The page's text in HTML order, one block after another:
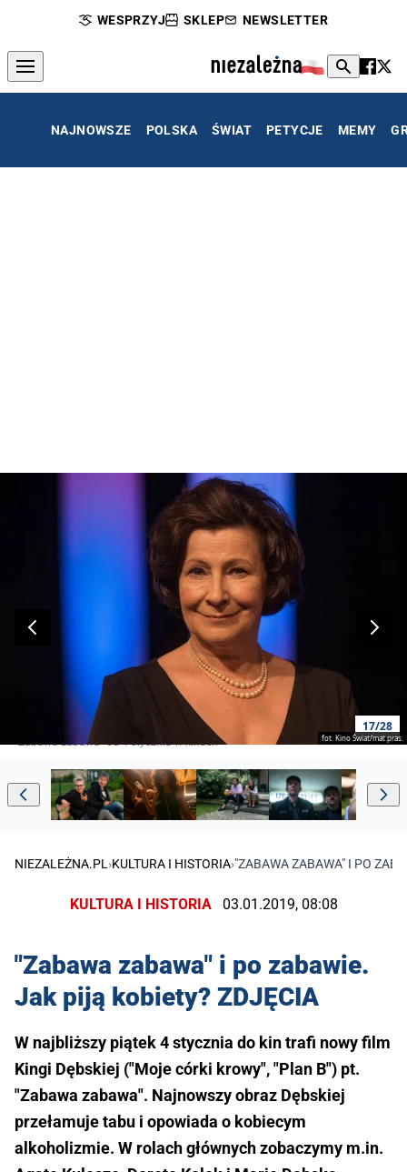
WESPRZYJ SKLEP NEWSLETTER
NAJNOWSZE POLSKA ŚWIAT PETYCJE MEMY
17/28
fot. Kino Świat/mat.pras.
"Zabawa zabawa" od 4 stycznia w kinach
NIEZALEŻNA.PL›KULTURA I HISTORIA›"ZABAWA ZABAWA" I PO
KULTURA I HISTORIA 03.01.2019, 08:08
"Zabawa zabawa" i po zabawie.
Jak piją kobiety? ZDJĘCIA
W najbliższy piątek 4 stycznia do kin trafi nowy film
Kingi Dębskiej ("Moje córki krowy", "Plan B") pt.
"Zabawa zabawa". Najnowszy obraz Dębskiej
przełamuje tabu i opowiada o kobiecym
alkoholizmie. W rolach głównych zobaczymy m.in.